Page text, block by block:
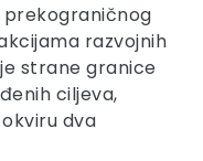
prekograničnog
razvojnih
strane granice
ciljeva,
dva